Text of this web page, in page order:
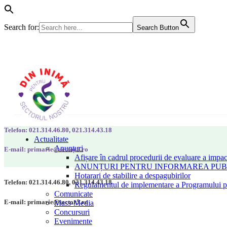
Search for: Search Button
Actualitate
Anunțuri
Afișare în cadrul procedurii de evaluare a
ANUNȚURI PENTRU INFORMAREA
Hotarari de stabilire a despagubirilor
Regulamentul de implementare a Programului
Comunicate
Mass-Media
Concursuri
Evenimente
Telefon: 021.314.46.80, 021.314.43.18
E-mail: primarie@sector5.ro
Telefon: 021.314.46.80, 021.314.43.18
E-mail: primarie@sector5.ro